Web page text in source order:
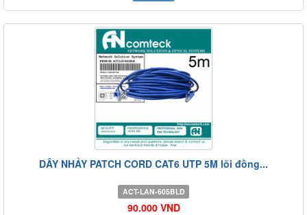
DÂY NHẢY PATCH CORD CAT6 UTP 5M lõi đồng...
ACT-LAN-605BLD
90.000 VND